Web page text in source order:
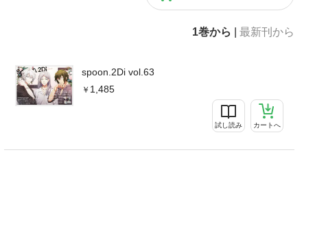
1巻から 最新刊から
spoon.2Di vol.63
1,485
試し読み カートへ